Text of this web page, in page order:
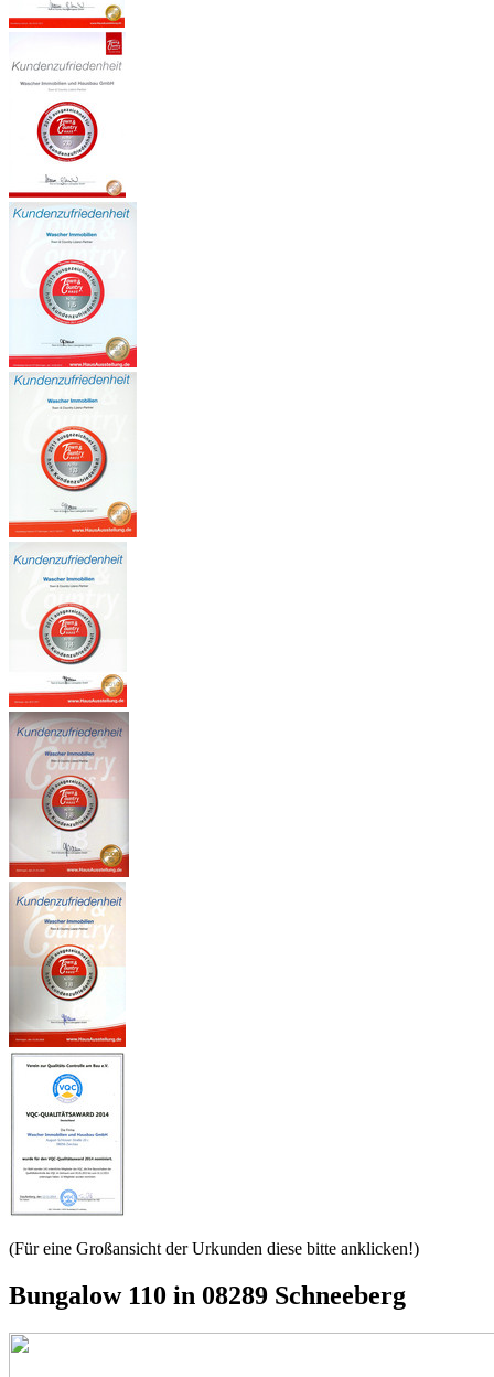
(Für eine Großansicht der Urkunden diese bitte anklicken!)
Bungalow 110 in 08289 Schneeberg